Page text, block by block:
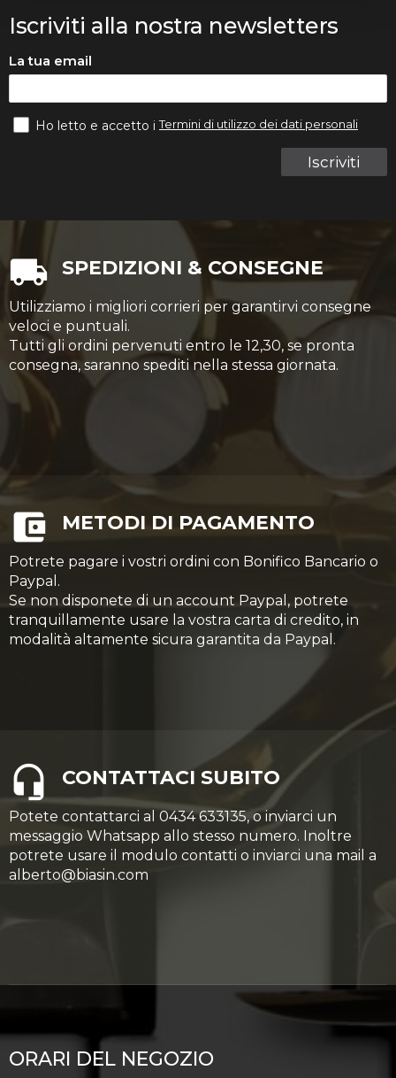
Iscriviti alla nostra newsletters
La tua email
Iscriviti
Ho letto e accetto iTermini di utilizzo dei dati personali
SPEDIZIONI & CONSEGNE
Utilizziamo i migliori corrieri per garantirvi consegne
veloci e puntuali.
Tutti gli ordini pervenuti entro le 12,30, se pronta
consegna, saranno spediti nella stessa giornata.
METODI DI PAGAMENTO
Potrete pagare i vostri ordini con Bonifico Bancario o
Paypal.
Se non disponete di un account Paypal, potrete
tranquillamente usare la vostra carta di credito, in
modalità altamente sicura garantita da Paypal.
CONTATTACI SUBITO
Potete contattarci al 0434 633135, o inviarci un
messaggio Whatsapp allo stesso numero. Inoltre
potrete usare il modulo contatti o inviarci una mail a
alberto@biasin.com
ORARI DEL NEGOZIO